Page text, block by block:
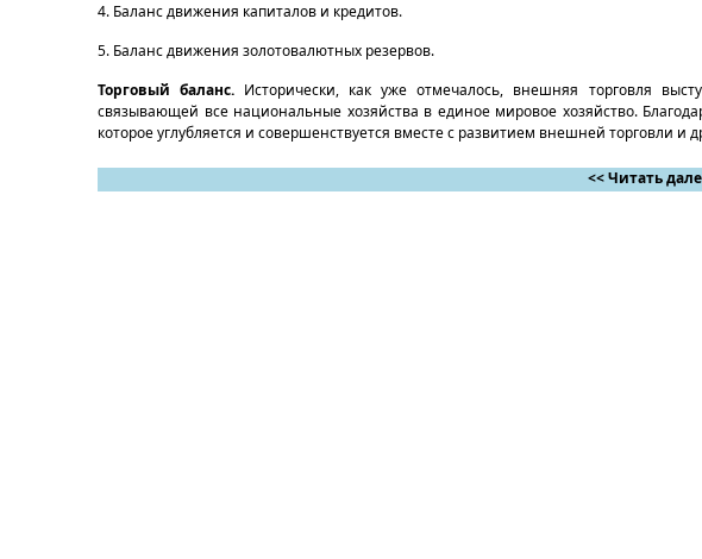
4. Баланс движения капиталов и кредитов.
5. Баланс движения золотовалютных резервов.
Торговый баланс. Исторически, как уже отмечалось, внешняя торговля
связывающей все национальные хозяйства в единое мировое хозяйство.
которое углубляется и совершенствуется вместе с развитием внешней торговли
<< Читать